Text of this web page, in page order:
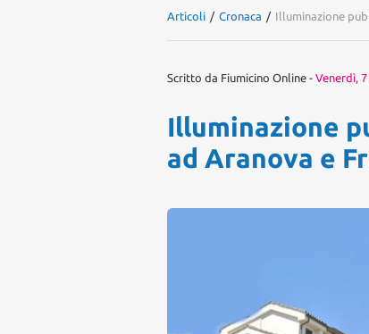
Articoli / Cronaca / Illuminazione
Scritto da Fiumicino Online - Venerdì,
Illuminazione
ad Aranova e